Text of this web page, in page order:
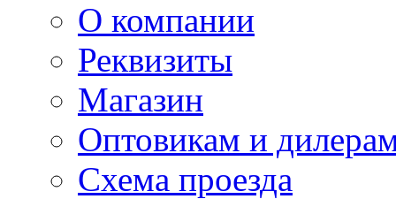
О компании
Реквизиты
Магазин
Оптовикам и
Схема проезда